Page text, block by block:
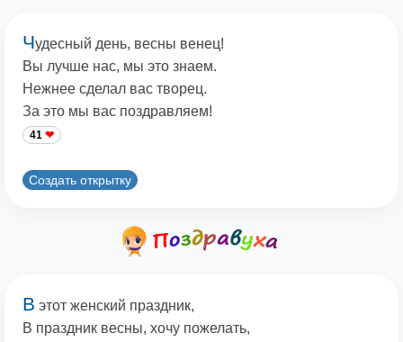
Чудесный день, весны венец!
Вы лучше нас, мы это знаем.
Нежнее сделал вас творец.
За это мы вас поздравляем!
41
Создать открытку
В этот женский праздник,
В праздник весны, хочу пожелать,